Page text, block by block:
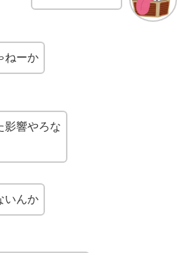
ねーか
影響やろな
いんか